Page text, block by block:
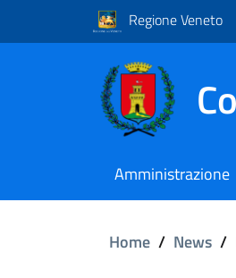
Regione Veneto
Amministrazione
Home / News /